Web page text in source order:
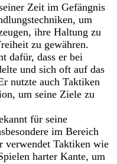
Zeit im Gefängnis
um
ihre Haltung zu
zu gewähren.
dafür, dass er bei
und sich oft auf das
nutzte auch Taktiken
um seine Ziele zu
für seine
im Bereich
verwendet Taktiken wie
harter Kante, um